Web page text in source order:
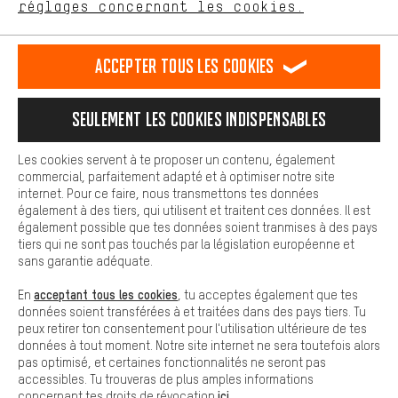
français english Deutsch español
RÉSILIER LE CONTRAT Communauté d'Aix-la-Chapelle
Programme d'affiliation Mentions Légales Protection des données
Conditions générales de vente Plateforme d'Alerte
Reprise des batteries Corepile Paramètres de cookies
Modifier le contraste
Tous les prix s'entendent en euros (MwSt hors) plus les
frais de portpour la livraison versÉtats-Unis.
réglages concernant les cookies.
est plus confortable. Avec les cookies de confort, nous
Nous pouvons ainsi mettre à ta disposition d'autres contenus et
informations utiles. De plus, tu as la possibilité d'utiliser des
facilement les bons produits. Par exemple, nous proposons une
facilement aux questions.
Cookies de base
Les cookies de base garantissent que tu puisses utiliser les
fonctions de notre site web.
Accepter tous les cookies
Seulement les cookies indispensables
Les cookies servent à te proposer un contenu, également
commercial, parfaitement adapté et à optimiser notre site
internet. Pour ce faire, nous transmettons tes données
également à des tiers, qui utilisent et traitent ces données. Il est
également possible que tes données soient tranmises à des pays
tiers qui ne sont pas touchés par la législation européenne et
sans garantie adéquate.
En acceptant tous les cookies , tu acceptes également que tes
données soient transférées à et traitées dans des pays tiers. Tu
peux retirer ton consentement pour l'utilisation ultérieure de tes
données à tout moment. Notre site internet ne sera toutefois alors
pas optimisé, et certaines fonctionnalités ne seront pas
accessibles. Tu trouveras de plus amples informations